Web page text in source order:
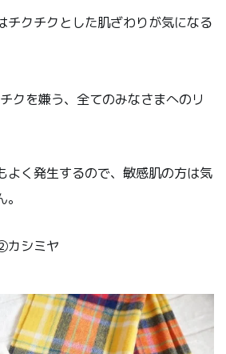
チクチクとした肌ざわりが気になる
クを嫌う、全てのみなさまへのリ
よく発生するので、敏感肌の方は気
カシミヤ